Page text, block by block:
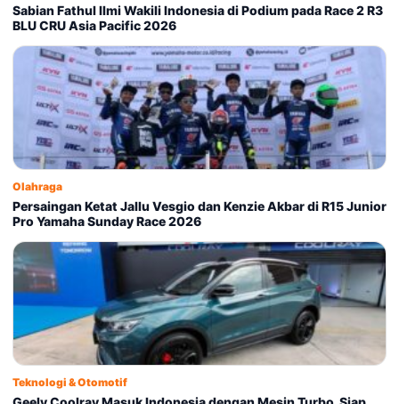
Sabian Fathul Ilmi Wakili Indonesia di Podium pada Race 2 R3
BLU CRU Asia Pacific 2026
Olahraga
Persaingan Ketat Jallu Vesgio dan Kenzie Akbar di R15 Junior
Pro Yamaha Sunday Race 2026
Teknologi & Otomotif